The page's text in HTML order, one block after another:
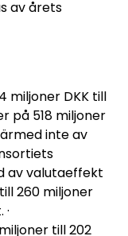
av årets
miljoner DKK till
på 518 miljoner
inte av
av valutaeffekt
260 miljoner
till 202